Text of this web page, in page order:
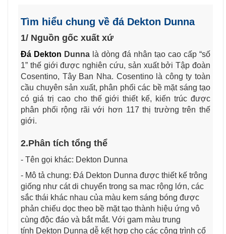
Tìm hiểu chung về đá Dekton Dunna
1/ Nguồn gốc xuất xứ
Đá Dekton Dunna là dòng đá nhân tạo cao cấp “số
1” thế giới được nghiên cứu, sản xuất bởi Tập đoàn
Cosentino, Tây Ban Nha. Cosentino là công ty toàn
cầu chuyên sản xuất, phân phối các bề mặt sáng tạo
có giá trị cao cho thế giới thiết kế, kiến trúc được
phân phối rộng rãi với hơn 117 thị trường trên thế
giới.
2.Phân tích tổng thể
- Tên gọi khác: Dekton Dunna
- Mô tả chung: Đá Dekton Dunna được thiết kế trông
giống như cát di chuyển trong sa mạc rộng lớn, các
sắc thái khác nhau của màu kem sáng bóng được
phản chiếu dọc theo bề mặt tạo thành hiệu ứng vô
cùng độc đáo và bắt mắt. Với gam màu trung
tính Dekton Dunna dễ kết hợp cho các công trình cổ